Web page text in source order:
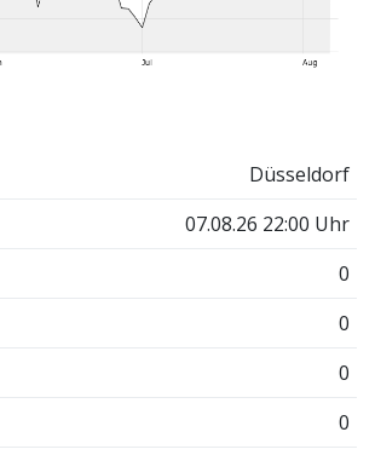
Düsseldorf
07.08.26 22:00 Uhr
0
0
0
0